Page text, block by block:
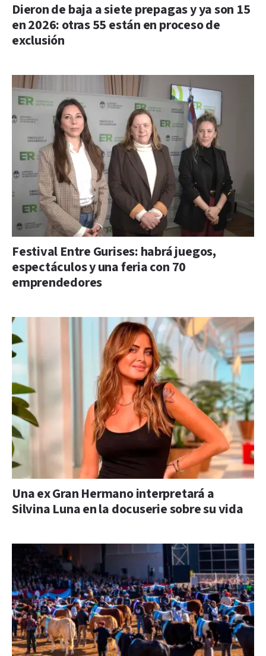
Dieron de baja a siete prepagas y ya son 15
en 2026: otras 55 están en proceso de
exclusión
Festival Entre Gurises: habrá juegos,
espectáculos y una feria con 70
emprendedores
Una ex Gran Hermano interpretará a
Silvina Luna en la docuserie sobre su vida